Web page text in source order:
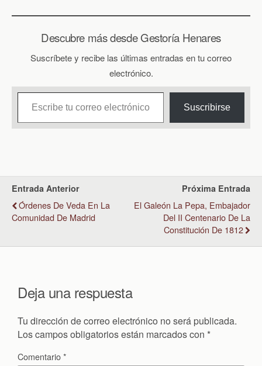
Descubre más desde Gestoría Henares
Suscríbete y recibe las últimas entradas en tu correo
electrónico.
Escribe tu correo electrónico…
Suscribirse
Entrada Anterior
Órdenes De Veda En La
Comunidad De Madrid
Próxima Entrada
El Galeón La Pepa, Embajador
Del II Centenario De La
Constitución De 1812
Deja una respuesta
Tu dirección de correo electrónico no será publicada.
Los campos obligatorios están marcados con *
Comentario*